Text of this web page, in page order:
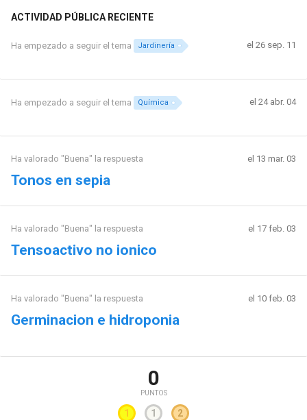
ACTIVIDAD PÚBLICA RECIENTE
Ha empezado a seguir el tema Jardinería el 26 sep. 11
Ha empezado a seguir el tema Química el 24 abr. 04
Ha valorado "Buena" la respuesta el 13 mar. 03
Tonos en sepia
Ha valorado "Buena" la respuesta el 17 feb. 03
Tensoactivo no ionico
Ha valorado "Buena" la respuesta el 10 feb. 03
Germinacion e hidroponia
0
PUNTOS
1 1 2